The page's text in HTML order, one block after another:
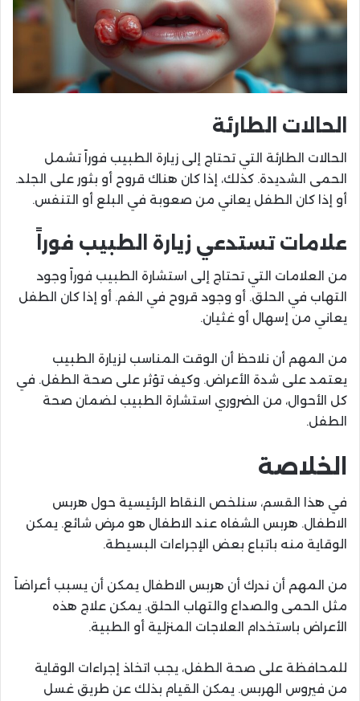
الحالات الطارئة
الحالات الطارئة التي تحتاج إلى زيارة الطبيب فوراً تشمل
الحمى الشديدة. كذلك، إذا كان هناك قروح أو بثور على الجلد.
أو إذا كان الطفل يعاني من صعوبة في البلع أو التنفس.
علامات تستدعي زيارة الطبيب فوراً
من العلامات التي تحتاج إلى استشارة الطبيب فوراً وجود
التهاب في الحلق. أو وجود قروح في الفم. أو إذا كان الطفل
يعاني من إسهال أو غثيان.
من المهم أن نلاحظ أن الوقت المناسب لزيارة الطبيب
يعتمد على شدة الأعراض. وكيف تؤثر على صحة الطفل. في
كل الأحوال، من الضروري استشارة الطبيب لضمان صحة
الطفل.
الخلاصة
في هذا القسم، سنلخص النقاط الرئيسية حول هربس
الاطفال. هربس الشفاه عند الاطفال هو مرض شائع. يمكن
الوقاية منه باتباع بعض الإجراءات البسيطة.
من المهم أن ندرك أن هربس الاطفال يمكن أن يسبب أعراضاً
مثل الحمى والصداع والتهاب الحلق. يمكن علاج هذه
الأعراض باستخدام العلاجات المنزلية أو الطبية.
للمحافظة على صحة الطفل، يجب اتخاذ إجراءات الوقاية
من فيروس الهربس. يمكن القيام بذلك عن طريق غسل